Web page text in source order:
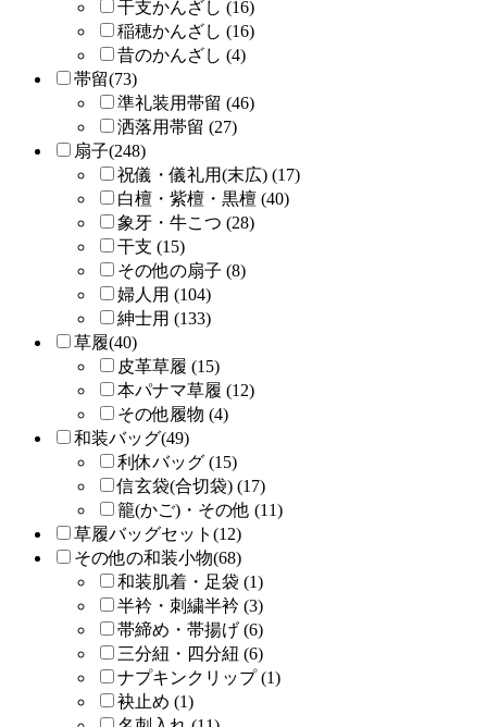
干支かんざし (16)
稲穂かんざし (16)
昔のかんざし (4)
帯留(73)
準礼装用帯留 (46)
洒落用帯留 (27)
扇子(248)
祝儀・儀礼用(末広) (17)
白檀・紫檀・黒檀 (40)
象牙・牛こつ (28)
干支 (15)
その他の扇子 (8)
婦人用 (104)
紳士用 (133)
草履(40)
皮革草履 (15)
本パナマ草履 (12)
その他履物 (4)
和装バッグ(49)
利休バッグ (15)
信玄袋(合切袋) (17)
籠(かご)・その他 (11)
草履バッグセット(12)
その他の和装小物(68)
和装肌着・足袋 (1)
半衿・刺繍半衿 (3)
帯締め・帯揚げ (6)
三分紐・四分紐 (6)
ナプキンクリップ (1)
袂止め (1)